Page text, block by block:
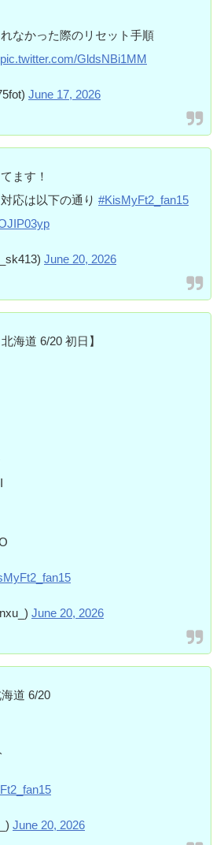
なかった際のリセット手順
pic.twitter.com/GldsNBi1MM
June 17, 2026
ます！
応は以下の通り #KisMyFt2_fan15
June 20, 2026
海道 6/20 初日】
June 20, 2026
道 6/20
June 20, 2026